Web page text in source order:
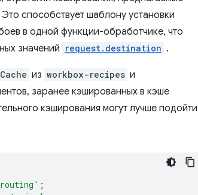
способствует шаблону установки
в одной функции-обработчике, что
значений request.destination .
из workbox-recipes и
заранее кэшированных в кэше
кэширования могут лучше подойти
routing' ;